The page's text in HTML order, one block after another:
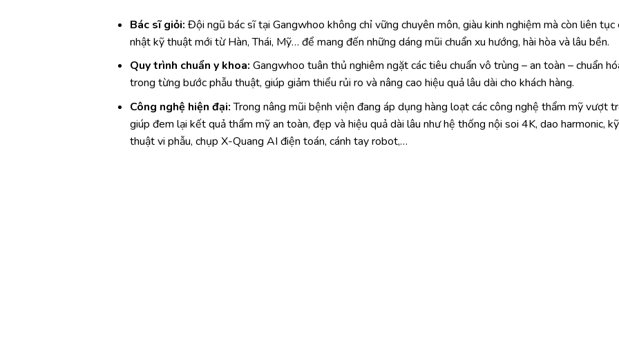
Bác sĩ giỏi: Đội ngũ bác sĩ tại Gangwhoo không chỉ vững chuyên môn, giàu kinh nghiệm mà còn liên tục
nhật kỹ thuật mới từ Hàn, Thái, Mỹ… để mang đến những dáng mũi chuẩn xu hướng, hài hòa và lâu bền.
Quy trình chuẩn y khoa: Gangwhoo tuân thủ nghiêm ngặt các tiêu chuẩn vô trùng – an toàn – chuẩn
trong từng bước phẫu thuật, giúp giảm thiểu rủi ro và nâng cao hiệu quả lâu dài cho khách hàng.
Công nghệ hiện đại:Trong nâng mũi bệnh viện đang áp dụng hàng loạt các công nghệ thẩm mỹ vượt
giúp đem lại kết quả thẩm mỹ an toàn, đẹp và hiệu quả dài lâu như hệ thống nội soi 4K, dao harmonic, kỹ
thuật vi phẫu, chụp X-Quang AI điện toán, cánh tay robot,…